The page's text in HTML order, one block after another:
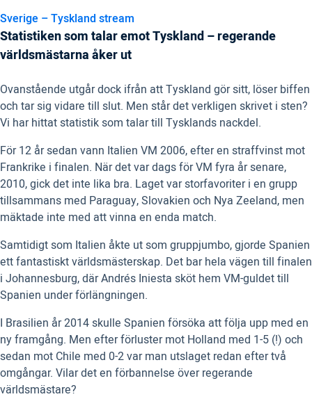
Sverige – Tyskland stream
Statistiken som talar emot Tyskland – regerande
världsmästarna åker ut
Ovanstående utgår dock ifrån att Tyskland gör sitt, löser biffen
och tar sig vidare till slut. Men står det verkligen skrivet i sten?
Vi har hittat statistik som talar till Tysklands nackdel.
För 12 år sedan vann Italien VM 2006, efter en straffvinst mot
Frankrike i finalen. När det var dags för VM fyra år senare,
2010, gick det inte lika bra. Laget var storfavoriter i en grupp
tillsammans med Paraguay, Slovakien och Nya Zeeland, men
mäktade inte med att vinna en enda match.
Samtidigt som Italien åkte ut som gruppjumbo, gjorde Spanien
ett fantastiskt världsmästerskap. Det bar hela vägen till finalen
i Johannesburg, där Andrés Iniesta sköt hem VM-guldet till
Spanien under förlängningen.
I Brasilien år 2014 skulle Spanien försöka att följa upp med en
ny framgång. Men efter förluster mot Holland med 1-5 (!) och
sedan mot Chile med 0-2 var man utslaget redan efter två
omgångar. Vilar det en förbannelse över regerande
världsmästare?